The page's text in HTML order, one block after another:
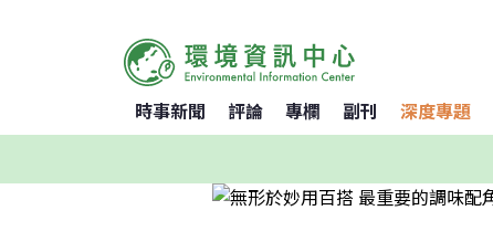
時事新聞 評論 專欄 副刊 深度專題